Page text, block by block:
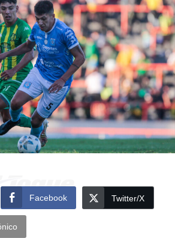
Facebook Twitter/X